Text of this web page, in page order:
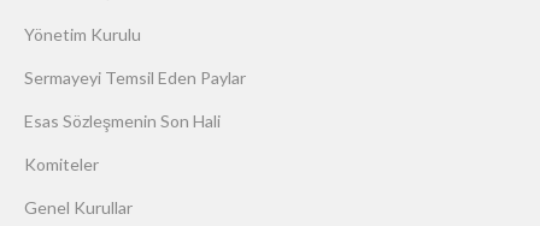
Yönetim Kurulu
Sermayeyi Temsil Eden Paylar
Esas Sözleşmenin Son Hali
Komiteler
Genel Kurullar